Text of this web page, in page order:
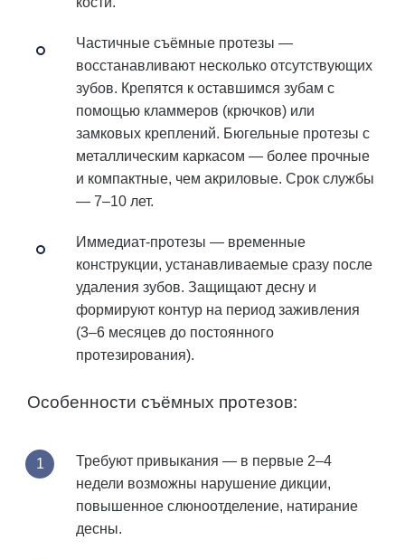
Частичные съёмные протезы —
восстанавливают несколько отсутствующих
зубов. Крепятся к оставшимся зубам с
помощью кламмеров (крючков) или
замковых креплений. Бюгельные протезы с
металлическим каркасом — более прочные
и компактные, чем акриловые. Срок службы
— 7–10 лет.
Иммедиат-протезы — временные
конструкции, устанавливаемые сразу после
удаления зубов. Защищают десну и
формируют контур на период заживления
(3–6 месяцев до постоянного
протезирования).
Особенности съёмных протезов:
Требуют привыкания — в первые 2–4
недели возможны нарушение дикции,
повышенное слюноотделение, натирание
десны.